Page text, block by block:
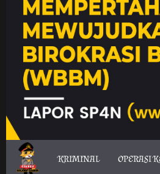
KRIMINAL OPERASI